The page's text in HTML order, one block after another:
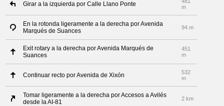
Girar a la izquierda por Calle Llano Ponte
m
En la rotonda ligeramente a la derecha por Avenida
Marqués de Suances
94 m
Exit rotary a la derecha por Avenida Marqués de
Suances
451
m
Continuar recto por Avenida de Xixón
532
m
Tomar ligeramente a la derecha por Accesos a Avilés
desde la AI-81
2 km